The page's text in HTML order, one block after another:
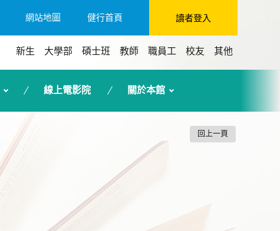
網站地圖 健行首頁 讀者登入
新生 大學部 碩士班 教師 職員工 校友 其他
線上電影院 關於本館
回上一頁